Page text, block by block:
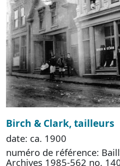
Birch & Clark, tailleurs
date: ca. 1900
numéro de référence:
Archives 1985-562 no.